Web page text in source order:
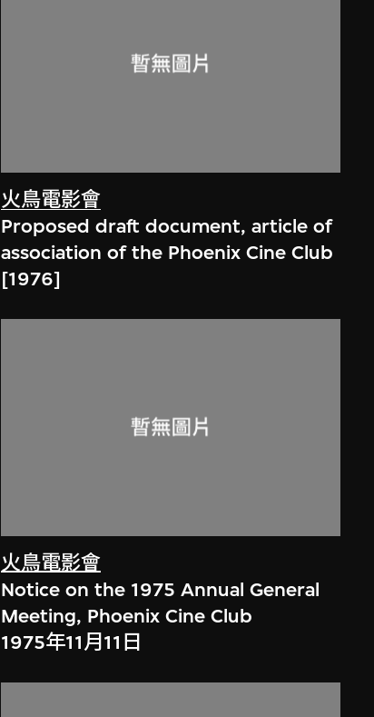
火鳥電影會
Proposed draft document, article of
association of the Phoenix Cine Club
[1976]
火鳥電影會
Notice on the 1975 Annual General
Meeting, Phoenix Cine Club
1975年11月11日